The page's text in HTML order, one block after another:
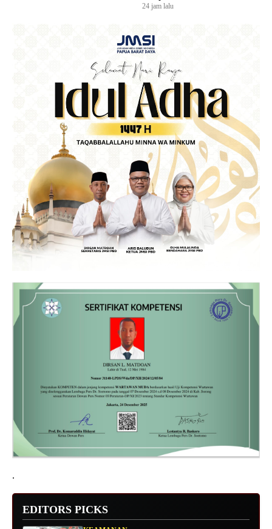
24 jam lalu
.
EDITORS PICKS